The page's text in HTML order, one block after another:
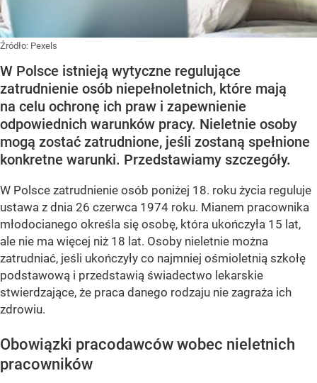
Źródło: Pexels
W Polsce istnieją wytyczne regulujące
zatrudnienie osób niepełnoletnich, które mają
na celu ochronę ich praw i zapewnienie
odpowiednich warunków pracy. Nieletnie osoby
mogą zostać zatrudnione, jeśli zostaną spełnione
konkretne warunki. Przedstawiamy szczegóły.
W Polsce zatrudnienie osób poniżej 18. roku życia reguluje
ustawa z dnia 26 czerwca 1974 roku. Mianem pracownika
młodocianego określa się osobę, która ukończyła 15 lat,
ale nie ma więcej niż 18 lat. Osoby nieletnie można
zatrudniać, jeśli ukończyły co najmniej ośmioletnią szkołę
podstawową i przedstawią świadectwo lekarskie
stwierdzające, że praca danego rodzaju nie zagraża ich
zdrowiu.
Obowiązki pracodawców wobec nieletnich
pracowników